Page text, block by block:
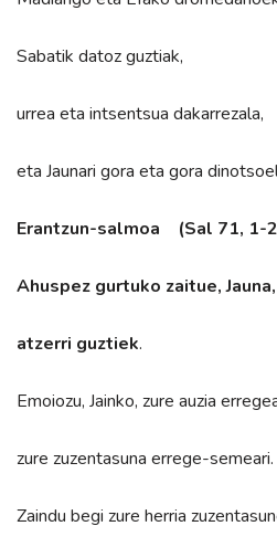
Sabatik datoz guztiak,
urrea eta intsentsua dakarrezala,
eta Jaunari gora eta gora
Erantzun-salmoa (Sal 71, 1-
Ahuspez gurtuko zaitue, Jauna,
atzerri guztiek.
Emoiozu, Jainko, zure auzia
zure zuzentasuna errege-semeari.
Zaindu begi zure herria